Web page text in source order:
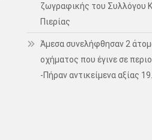
ζωγραφικής του Συλλόγου
Πιερίας
Άμεσα συνελήφθησαν 2
οχήματος που έγινε σε
-Πήραν αντικείμενα αξίας